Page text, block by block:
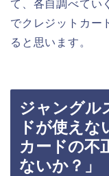
て、各自調べてい
でクレジットカー
ると思います。
ジャングル
ドが使え
カードの不
ないか？」